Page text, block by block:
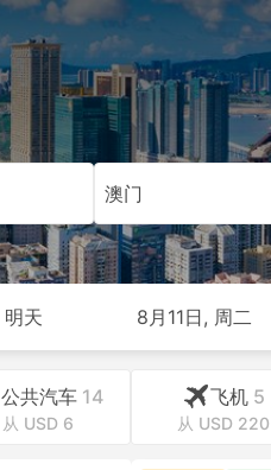
澳门
明天 8月11日, 周二
公共汽车 14
从 USD 6
飞机 5
从 USD 220